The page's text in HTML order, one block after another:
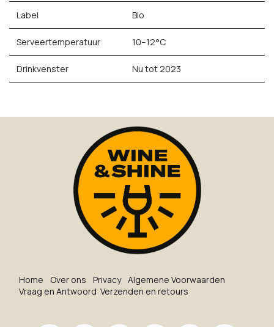
Label Bio
Serveertemperatuur 10–12°C
Drinkvenster Nu tot 2023
Ho​me O​ve​r on​s Privacy Algemene Voorwaarden
Vraag en Antwoord Verzenden en retours